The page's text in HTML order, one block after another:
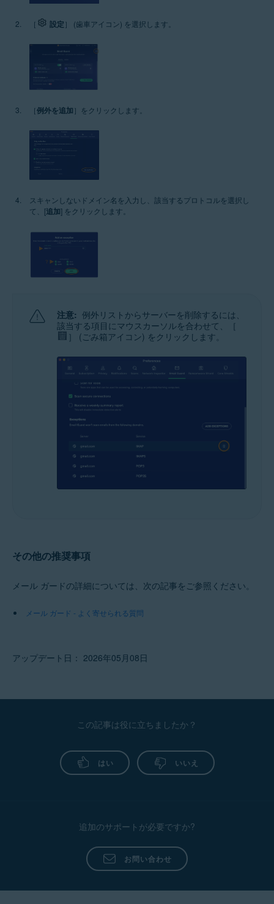
［ 設定 ］ (歯車アイコン) を選択します。
［例外を追加 ］をクリックします。
スキャンしないドメイン名を入力し、該当するプロトコルを選択し
て、[追加] をクリックします。
注意: 例外リストからサーバーを削除するには、
該当する項目にマウスカーソルを合わせて、［
］ (ごみ箱アイコン) をクリックします。
その他の推奨事項
メール ガードの詳細については、次の記事をご参照ください。
メール ガード - よく寄せられる質問
アップデート日： 2026年05月08日
この記事は役に立ちましたか？
はい いいえ
追加のサポートが必要ですか?
お問い合わせ